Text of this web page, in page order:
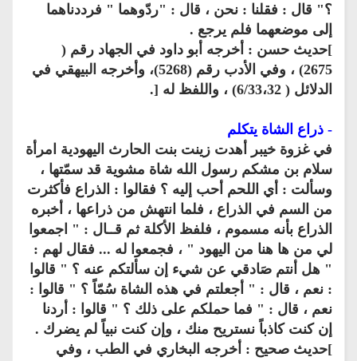
؟" قال : فقلنا : نحن ، قال : "ردّوهما " فرددناهما
إلى موضعهما فلم يرجع .
]حديث حسن : أخرجه أبو داود في الجهاد رقم (
2675) ، وفي الأدب رقم (5268)، وأخرجه البيهقي في
الدلائل ( 6/33،32) ، واللفظ له [.
- ذراع الشاة يتكلم
في غزوة خيبر أهدت زينت بنت الحارث اليهودية امرأة
سلام بن مشكم رسول الله شاة مشوية قد سمّتها ،
وسألت : أي اللحم أحب إليه ؟ فقالوا : الذراع فأكثرت
من السم في الذراع ، فلما انتهش من ذراعها ، أخبره
الذراع بأنه مسموم ، فلفظ الأكلة ثم قــال : " اجمعوا
لي من ها هنا من اليهود " ، فجمعوا له ... فقال لهم :
" هل أنتم صَادقي عن شيء إن سألتكم عنه ؟ " قالوا
: نعم ، قال : " أجعلتم في هذه الشاة سُمّاً ؟ " قالوا :
نعم ، قال : " فما حملكم على ذلك ؟ " قالوا : أردنا
إن كنت كاذباً نستريح منك ، وإن كنت نبياً لم يضرك .
]حديث صحيح : أخرجه البخاري في الطب ، وفي